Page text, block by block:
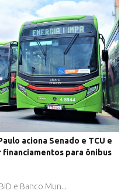
aciona Senado e TCU e
para ônibus
e Banco Mun...